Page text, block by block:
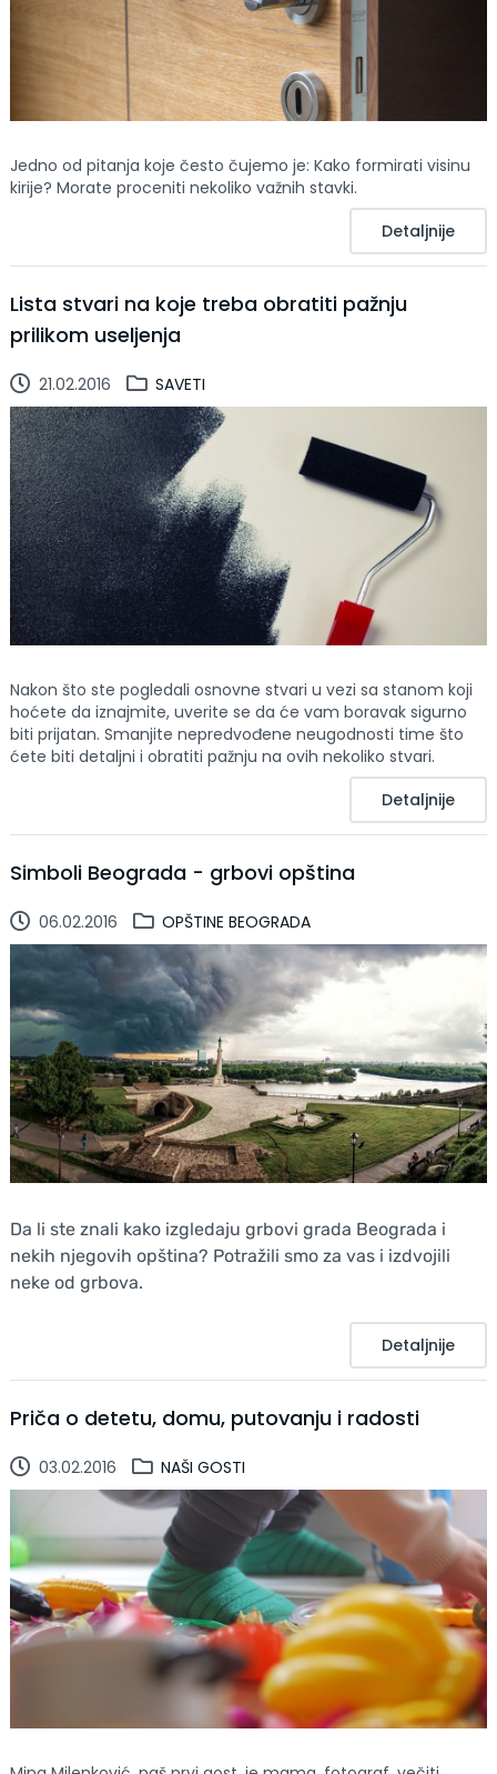
Jedno od pitanja koje često čujemo je: Kako formirati visinu
kirije? Morate proceniti nekoliko važnih stavki.
Detaljnije
Lista stvari na koje treba obratiti pažnju
prilikom useljenja
21.02.2016 SAVETI
Nakon što ste pogledali osnovne stvari u vezi sa stanom koji
hoćete da iznajmite, uverite se da će vam boravak sigurno
biti prijatan. Smanjite nepredvođene neugodnosti time što
ćete biti detaljni i obratiti pažnju na ovih nekoliko stvari.
Detaljnije
Simboli Beograda - grbovi opština
06.02.2016 OPŠTINE BEOGRADA
Da li ste znali kako izgledaju grbovi grada Beograda i
nekih njegovih opština? Potražili smo za vas i izdvojili
neke od grbova.
Detaljnije
Priča o detetu, domu, putovanju i radosti
03.02.2016 NAŠI GOSTI